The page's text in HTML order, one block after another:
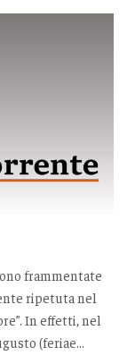
frammentate
ripetuta nel
In effetti, nel
(feriae...